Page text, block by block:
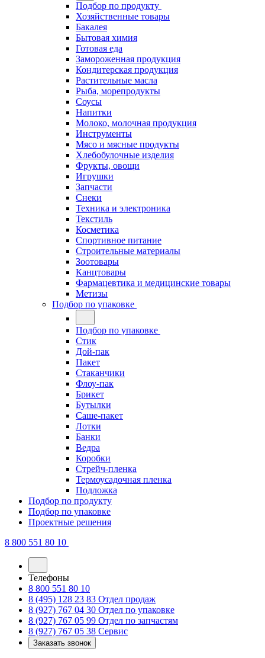
Подбор по продукту
Хозяйственные товары
Бакалея
Бытовая химия
Готовая еда
Замороженная продукция
Кондитерская продукция
Растительные масла
Рыба, морепродукты
Соусы
Напитки
Молоко, молочная продукция
Инструменты
Мясо и мясные продукты
Хлебобулочные изделия
Фрукты, овощи
Игрушки
Запчасти
Снеки
Техника и электроника
Текстиль
Косметика
Спортивное питание
Строительные материалы
Зоотовары
Канцтовары
Фармацевтика и медицинские товары
Метизы
Подбор по упаковке
Подбор по упаковке
Стик
Дой-пак
Пакет
Стаканчики
Флоу-пак
Брикет
Бутылки
Саше-пакет
Лотки
Банки
Ведра
Коробки
Стрейч-пленка
Термоусадочная пленка
Подложка
Подбор по продукту
Подбор по упаковке
Проектные решения
8 800 551 80 10
Телефоны
8 800 551 80 10
8 (495) 128 23 83 Отдел продаж
8 (927) 767 04 30 Отдел по упаковке
8 (927) 767 05 99 Отдел по запчастям
8 (927) 767 05 38 Сервис
Заказать звонок